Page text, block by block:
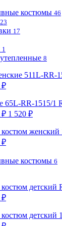
костюмы 46
23
17
1
8
511L-RR-
₽
65L-RR-1515/1
₽ 1 520 ₽
женский
₽
костюмы 6
детский
₽
детский